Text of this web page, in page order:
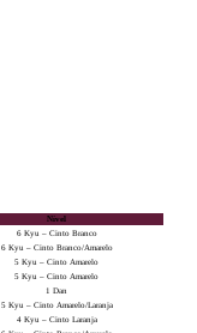
Nível
6 Kyu – Cinto Branco
6 Kyu – Cinto Branco/Amarelo
5 Kyu – Cinto Amarelo
5 Kyu – Cinto Amarelo
1 Dan
5 Kyu – Cinto Amarelo/Laranja
4 Kyu – Cinto Laranja